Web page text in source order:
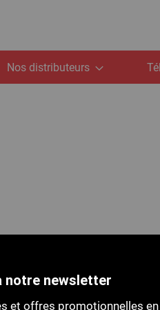
Nos distributeurs
notre newsletter
et offres promotionnelles en